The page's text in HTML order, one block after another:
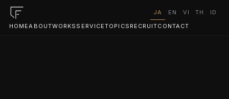
HOMEABOUTWORKS SERVICETOPICS RECRUITCONTACT
JA EN VI TH ID